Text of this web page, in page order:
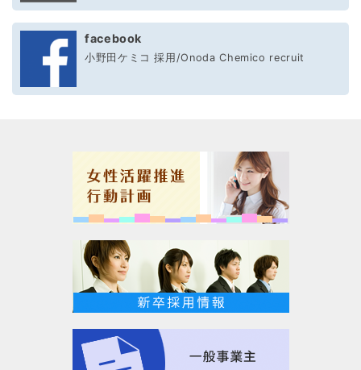
facebook
小野田ケミコ 採用/Onoda Chemico recruit